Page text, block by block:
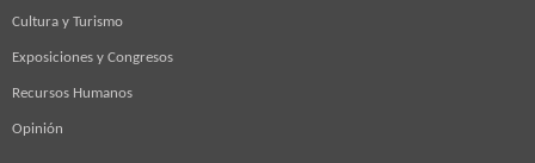
Cultura y Turismo
Exposiciones y Congresos
Recursos Humanos
Opinión